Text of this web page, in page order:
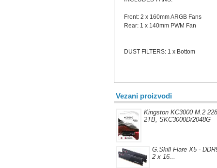
Front: 2 x 160mm ARGB Fans
Rear: 1 x 140mm PWM Fan
DUST FILTERS: 1 x Bottom
Vezani proizvodi
Kingston KC3000 M.2
2TB, SKC3000D/2048G
G.Skill Flare X5 -
2 x 16...